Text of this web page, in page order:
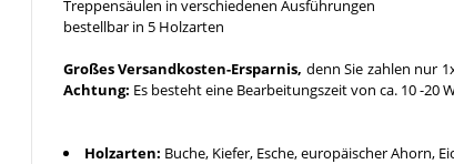
Treppensäulen in verschiedenen Ausführungen
bestellbar in 5 Holzarten
Großes Versandkosten-Ersparnis, denn Sie zahlen nur
Achtung: Es besteht eine Bearbeitungszeit von ca. 10 -20
Holzarten: Buche, Kiefer, Esche, europäischer Ahorn,